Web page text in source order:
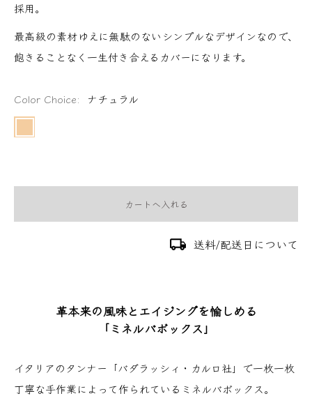
採用。
最高級の素材ゆえに無駄のないシンプルなデザインなので、
飽きることなく一生付き合えるカバーになります。
Color Choice: ナチュラル
カートへ入れる
local_shipping 送料/配送日について
革本来の風味とエイジングを愉しめる
「ミネルバボックス」
イタリアのタンナー「バダラッシィ・カルロ社」で一枚一枚
丁寧な手作業によって作られているミネルバボックス。